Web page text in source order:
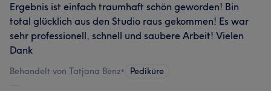
Ergebnis ist einfach traumhaft schön geworden! Bin
total glücklich aus den Studio raus gekommen! Es war
sehr professionell, schnell und saubere Arbeit! Vielen
Dank
Behandelt von Tatjana Benz• Pediküre